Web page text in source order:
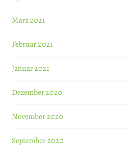
März 2021
Februar 2021
Januar 2021
Dezember 2020
November 2020
September 2020